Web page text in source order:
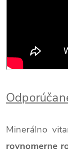
Minerálno
rovnomerne